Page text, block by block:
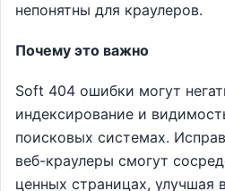
непонятны для краулеров.
Почему это важно
Soft 404 ошибки могут
индексирование и
поисковых системах.
веб-краулеры смогут
ценных страницах, улучшая